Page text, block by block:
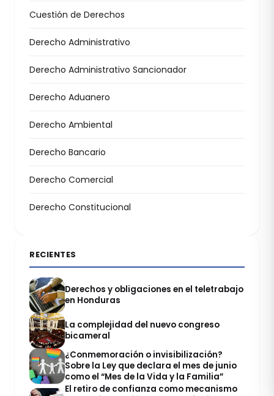
Cuestión de Derechos
Derecho Administrativo
Derecho Administrativo Sancionador
Derecho Aduanero
Derecho Ambiental
Derecho Bancario
Derecho Comercial
Derecho Constitucional
RECIENTES
Derechos y obligaciones en el teletrabajo
en Honduras
La complejidad del nuevo congreso
bicameral
¿Conmemoración o invisibilización?
Sobre la Ley que declara el mes de junio
como el “Mes de la Vida y la Familia”
El retiro de confianza como mecanismo